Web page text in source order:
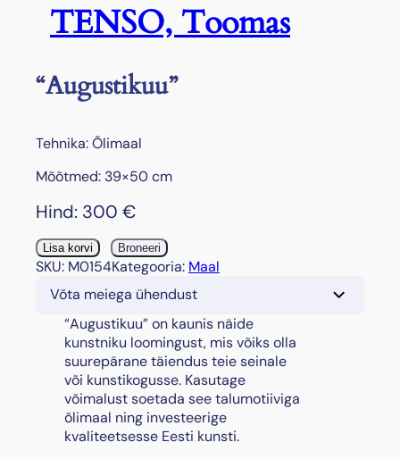
TENSO, Toomas
“Augustikuu”
Tehnika: Õlimaal
Mõõtmed: 39×50 cm
Hind: 300 €
"
A
Lisa korvi Broneeri
SKU: M0154Kategooria: Maal
Võta meiega ühendust
“Augustikuu” on kaunis näide
kunstniku loomingust, mis võiks olla
suurepärane täiendus teie seinale
või kunstikogusse. Kasutage
võimalust soetada see talumotiiviga
õlimaal ning investeerige
kvaliteetsesse Eesti kunsti.